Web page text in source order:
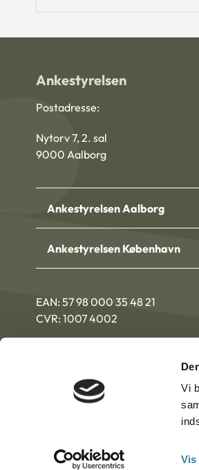
Vi
Vis
Ankestyrelsen
Postadresse:
Nytorv 7, 2. sal
9000 Aalborg
Ankestyrelsen Aalborg
Ankestyrelsen København
EAN: 57 98 000 35 48 21
CVR: 1007 4002